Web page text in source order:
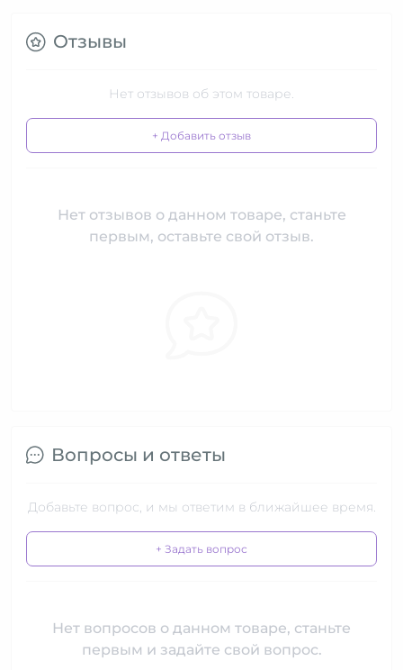
Отзывы
Нет отзывов об этом товаре.
+ Добавить отзыв
Нет отзывов о данном товаре, станьте
первым, оставьте свой отзыв.
Вопросы и ответы
Добавьте вопрос, и мы ответим в ближайшее время.
+ Задать вопрос
Нет вопросов о данном товаре, станьте
первым и задайте свой вопрос.